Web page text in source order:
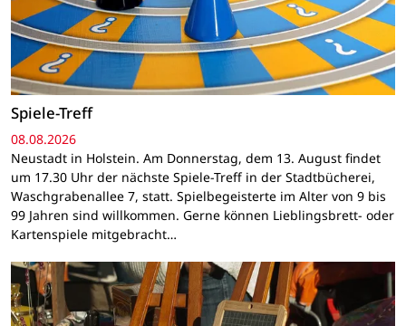
Spiele-Treff
08.08.2026
Neustadt in Holstein. Am Donnerstag, dem 13. August findet
um 17.30 Uhr der nächste Spiele-Treff in der Stadtbücherei,
Waschgrabenallee 7, statt. Spielbegeisterte im Alter von 9 bis
99 Jahren sind willkommen. Gerne können Lieblingsbrett- oder
Kartenspiele mitgebracht…